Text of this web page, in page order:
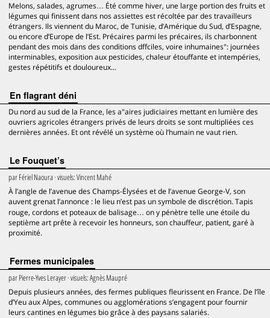
Melons, salades, agrumes… Été comme hiver, une large portion des fruits et
légumes qui finissent dans nos assiettes est récoltée par des travailleurs
étrangers. Ils viennent du Maroc, de Tunisie, d’Amérique du Sud, d’Espagne,
ou encore d’Europe de l’Est. Précaires parmi les précaires, ils charbonnent
pendant des mois dans des conditions dffciles, voire inhumaines": journées
interminables, exposition aux pesticides, chaleur étouffante et intempéries,
gestes répétitifs et douloureux...
En flagrant déni
Du nord au sud de la France, les a"aires judiciaires mettant en lumière des
ouvriers agricoles étrangers privés de leurs droits se sont multipliées ces
dernières années. Et ont révélé un système où l’humain ne vaut rien.
Le Fouquet’s
parFériel Naoura · visuels:Vincent Mahé
À l’angle de l’avenue des Champs-Élysées et de l’avenue George-V, son
auvent grenat l’annonce : le lieu n’est pas un symbole de discrétion. Tapis
rouge, cordons et poteaux de balisage… on y pénètre telle une étoile du
septième art prête à recevoir les honneurs, son chauffeur, patient, garé à
proximité.
Fermes municipales
parPierre-Yves Lerayer· visuels:Agnès Maupré
Depuis plusieurs années, des fermes publiques fleurissent en France. De l’île
d’Yeu aux Alpes, communes ou agglomérations s’engagent pour fournir
leurs cantines en légumes bio grâce à des paysans salariés.